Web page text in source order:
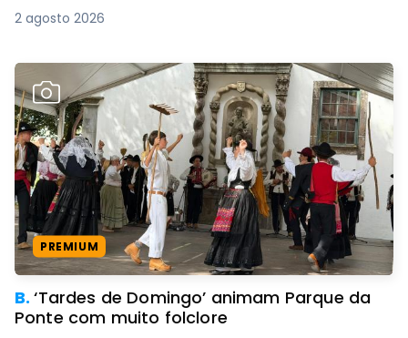
2 agosto 2026
PREMIUM
B.‘Tardes de Domingo’ animam Parque da
Ponte com muito folclore